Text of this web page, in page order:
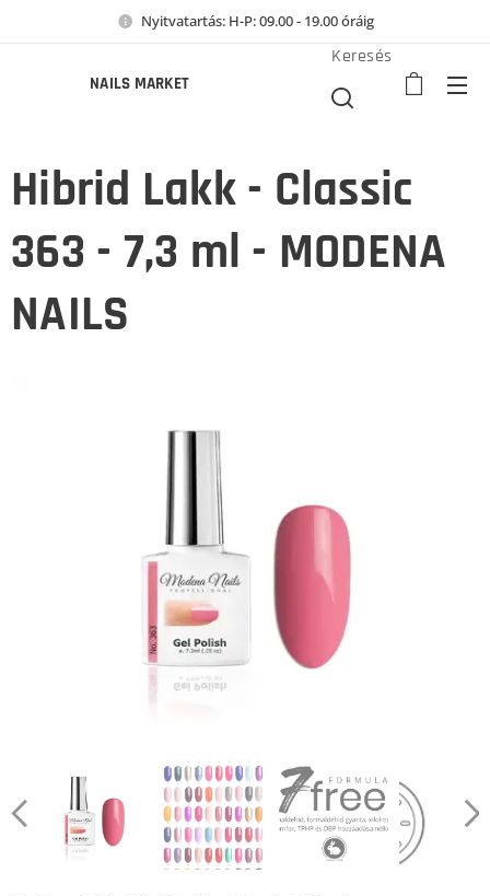
Nyitvatartás: H-P: 09.00 - 19.00 óráig
NAILS MARKET
Keresés
Hibrid Lakk - Classic
363 - 7,3 ml - MODENA
NAILS